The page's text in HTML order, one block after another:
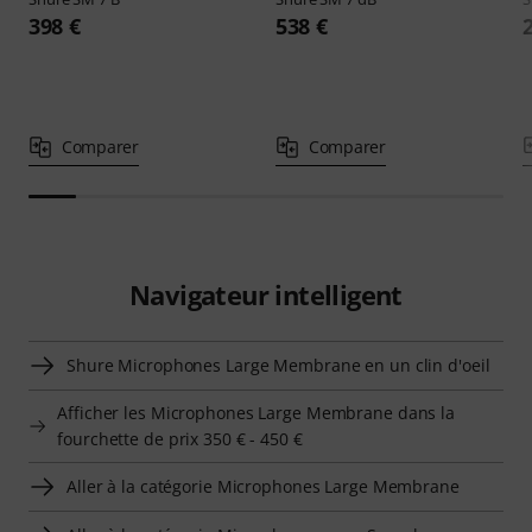
398 €
Comparer
538 €
Comparer
Navigateur intelligent
Shure Microphones Large Membrane en un clin d'oeil
Afficher les Microphones Large Membrane dans la
fourchette de prix 350 € - 450 €
Aller à la catégorie Microphones Large Membrane